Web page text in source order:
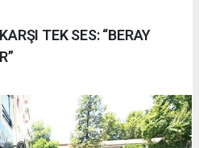
TEK SES: “BERAY